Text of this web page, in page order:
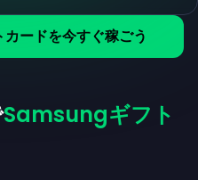
ードを今すぐ稼ごう
Samsungギフト